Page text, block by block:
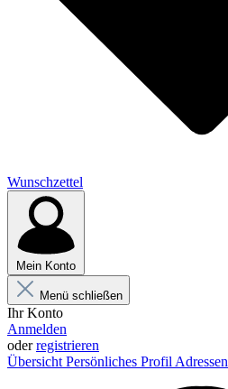
Wunschzettel
Mein Konto
Menü schließen
Ihr Konto
Anmelden
oderregistrieren
Übersicht Persönliches Profil Adressen